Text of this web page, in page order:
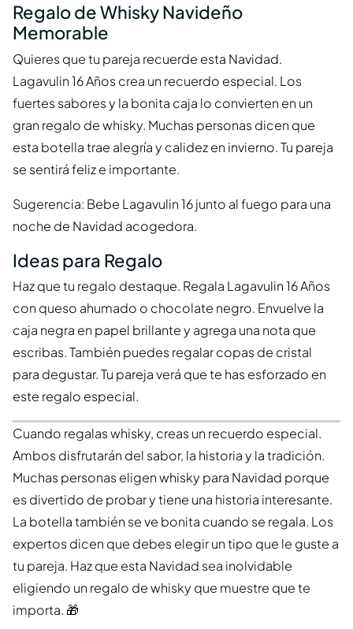
Regalo de Whisky Navideño
Memorable
Quieres que tu pareja recuerde esta Navidad.
Lagavulin 16 Años crea un recuerdo especial. Los
fuertes sabores y la bonita caja lo convierten en un
gran regalo de whisky. Muchas personas dicen que
esta botella trae alegría y calidez en invierno. Tu pareja
se sentirá feliz e importante.
Sugerencia: Bebe Lagavulin 16 junto al fuego para una
noche de Navidad acogedora.
Ideas para Regalo
Haz que tu regalo destaque. Regala Lagavulin 16 Años
con queso ahumado o chocolate negro. Envuelve la
caja negra en papel brillante y agrega una nota que
escribas. También puedes regalar copas de cristal
para degustar. Tu pareja verá que te has esforzado en
este regalo especial.
Cuando regalas whisky, creas un recuerdo especial.
Ambos disfrutarán del sabor, la historia y la tradición.
Muchas personas eligen whisky para Navidad porque
es divertido de probar y tiene una historia interesante.
La botella también se ve bonita cuando se regala. Los
expertos dicen que debes elegir un tipo que le guste a
tu pareja. Haz que esta Navidad sea inolvidable
eligiendo un regalo de whisky que muestre que te
importa. 🎁